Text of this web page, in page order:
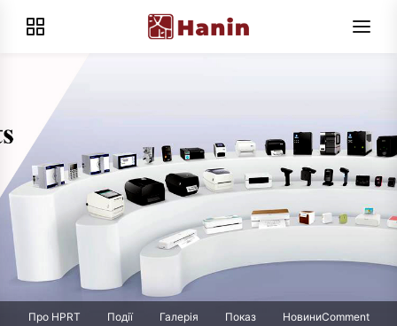
Про HPRT Події Галерія Показ
НовиниComment